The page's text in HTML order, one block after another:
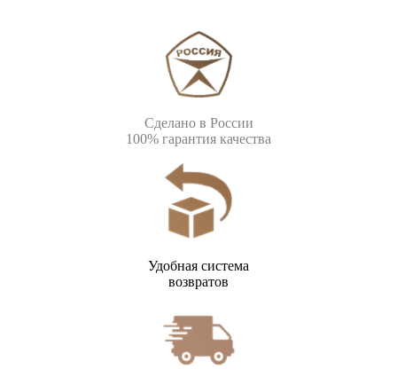
Сделано в России
100% гарантия качества
Удобная система
возвратов